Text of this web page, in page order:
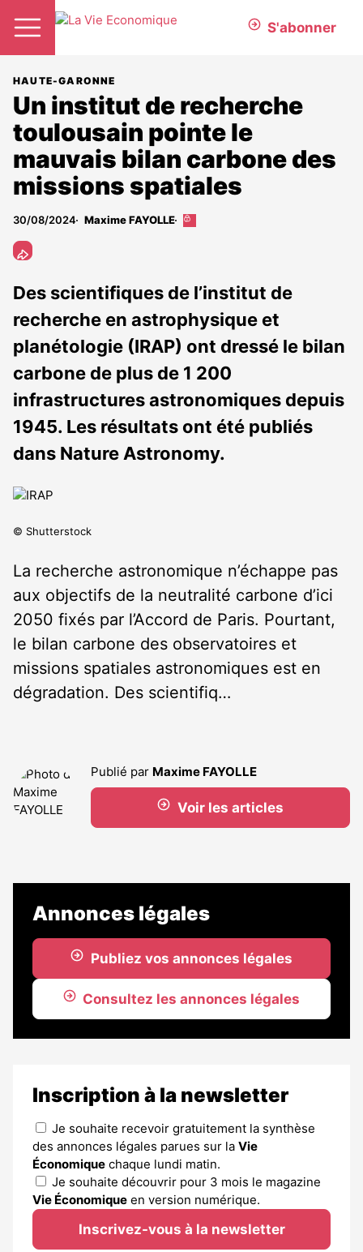
S'abonner
HAUTE-GARONNE
Un institut de recherche
toulousain pointe le
mauvais bilan carbone des
missions spatiales
30/08/2024 Maxime FAYOLLE
Cet
abonnés
Des scientifiques de l’institut de
recherche en astrophysique et
planétologie (IRAP) ont dressé le bilan
carbone de plus de 1 200
infrastructures astronomiques depuis
1945. Les résultats ont été publiés
dans Nature Astronomy.
© Shutterstock
La recherche astronomique n’échappe pas
aux objectifs de la neutralité carbone d’ici
2050 fixés par l’Accord de Paris. Pourtant,
le bilan carbone des observatoires et
missions spatiales astronomiques est en
dégradation. Des scientifiq…
Publié par Maxime FAYOLLE
Voir les articles
Annonces légales
Publiez vos annonces légales
Consultez les annonces légales
Inscription à la newsletter
Je souhaite recevoir gratuitement la synthèse
des annonces légales parues sur la Vie
Économique chaque lundi matin.
Je souhaite découvrir pour 3 mois le magazine
Vie Économique en version numérique.
Inscrivez-vous à la newsletter